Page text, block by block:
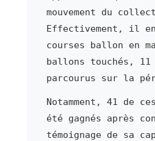
mouvement du
Effectivement, il
courses ballon en
ballons touchés, 11
parcourus sur la
Notamment, 41 de
été gagnés après
témoignage de sa